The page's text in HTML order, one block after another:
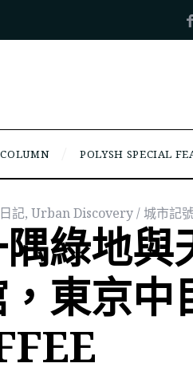
COLUMN POLYSH SPECIAL
記, Urban Discovery / 城市記
綠地與
東京中